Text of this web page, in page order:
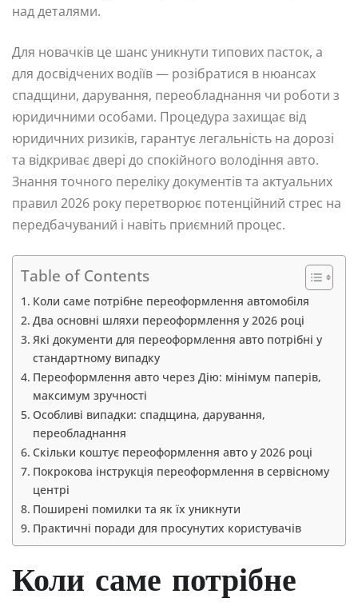
над деталями.
Для новачків це шанс уникнути типових пасток, а
для досвідчених водіїв — розібратися в нюансах
спадщини, дарування, переобладнання чи роботи з
юридичними особами. Процедура захищає від
юридичних ризиків, гарантує легальність на дорозі
та відкриває двері до спокійного володіння авто.
Знання точного переліку документів та актуальних
правил 2026 року перетворює потенційний стрес на
передбачуваний і навіть приємний процес.
Table of Contents
Коли саме потрібне переоформлення автомобіля
Два основні шляхи переоформлення у 2026 році
Які документи для переоформлення авто потрібні у
стандартному випадку
Переоформлення авто через Дію: мінімум паперів,
максимум зручності
Особливі випадки: спадщина, дарування,
переобладнання
Скільки коштує переоформлення авто у 2026 році
Покрокова інструкція переоформлення в сервісному
центрі
Поширені помилки та як їх уникнути
Практичні поради для просунутих користувачів
Коли саме потрібне